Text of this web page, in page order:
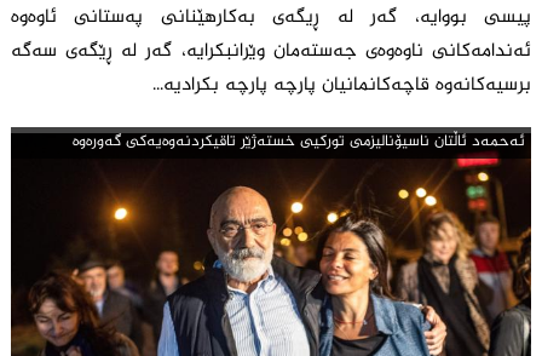
پیسی بووایە، گەر لە ڕیگەی بەکارهێنانی پەستانی ئاوەوە
ئەندامەکانی ناوەوەی جەستەمان وێرانبکرایە، گەر لە ڕێگەی سەگە
برسیەکانەوە قاچەکانمانیان پارچە پارچە بکرادیە...
ئه‌حمه‌د ئاڵتان ناسیۆنالیزمی تورکیی خستەژێر تاقیکردنەوەیەکی گەورەوە